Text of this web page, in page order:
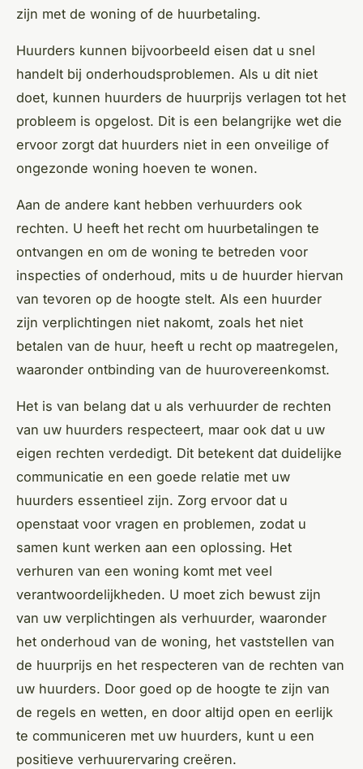
zijn met de woning of de huurbetaling.
Huurders kunnen bijvoorbeeld eisen dat u snel
handelt bij onderhoudsproblemen. Als u dit niet
doet, kunnen huurders de huurprijs verlagen tot het
probleem is opgelost. Dit is een belangrijke wet die
ervoor zorgt dat huurders niet in een onveilige of
ongezonde woning hoeven te wonen.
Aan de andere kant hebben verhuurders ook
rechten. U heeft het recht om huurbetalingen te
ontvangen en om de woning te betreden voor
inspecties of onderhoud, mits u de huurder hiervan
van tevoren op de hoogte stelt. Als een huurder
zijn verplichtingen niet nakomt, zoals het niet
betalen van de huur, heeft u recht op maatregelen,
waaronder ontbinding van de huurovereenkomst.
Het is van belang dat u als verhuurder de rechten
van uw huurders respecteert, maar ook dat u uw
eigen rechten verdedigt. Dit betekent dat duidelijke
communicatie en een goede relatie met uw
huurders essentieel zijn. Zorg ervoor dat u
openstaat voor vragen en problemen, zodat u
samen kunt werken aan een oplossing. Het
verhuren van een woning komt met veel
verantwoordelijkheden. U moet zich bewust zijn
van uw verplichtingen als verhuurder, waaronder
het onderhoud van de woning, het vaststellen van
de huurprijs en het respecteren van de rechten van
uw huurders. Door goed op de hoogte te zijn van
de regels en wetten, en door altijd open en eerlijk
te communiceren met uw huurders, kunt u een
positieve verhuurervaring creëren.